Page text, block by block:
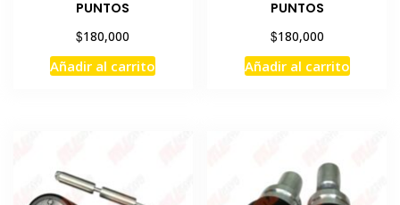
PUNTOS
$180,000
Añadir al carrito
PUNTOS
$180,000
Añadir al carrito